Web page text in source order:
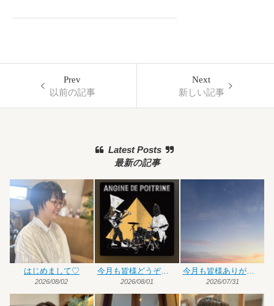
Prev
以前の記事
Next
新しい記事
Latest Posts
最新の記事
はじめまして♡
2026/08/02
今月も皆様どうぞよろしくお願いいたします
2026/08/01
今月も皆様ありがとうございました
2026/07/31